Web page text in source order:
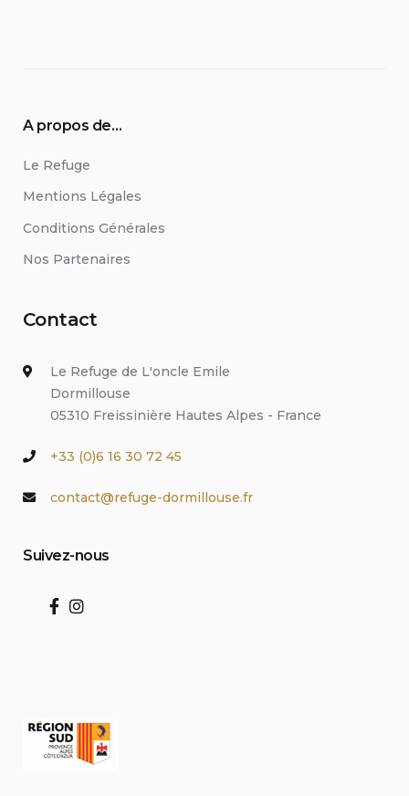
A propos de…
Le Refuge
Mentions Légales
Conditions Générales
Nos Partenaires
Contact
Le Refuge de L'oncle Emile
Dormillouse
05310 Freissinière Hautes Alpes - France
+33 (0)6 16 30 72 45
contact@refuge-dormillouse.fr
Suivez-nous